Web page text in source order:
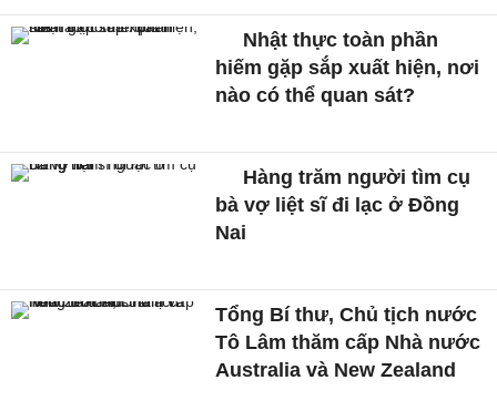
Nhật thực toàn phần
hiếm gặp sắp xuất hiện, nơi
nào có thể quan sát?
Hàng trăm người tìm cụ
bà vợ liệt sĩ đi lạc ở Đồng
Nai
Tổng Bí thư, Chủ tịch nước
Tô Lâm thăm cấp Nhà nước
Australia và New Zealand